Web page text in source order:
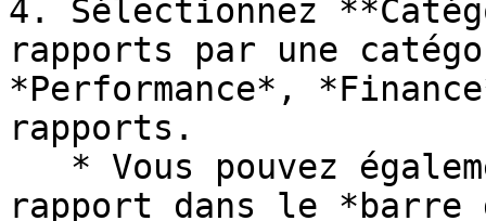
4. Sélectionnez
rapports par une
*Performance*,
rapports.
rapport dans le *barre